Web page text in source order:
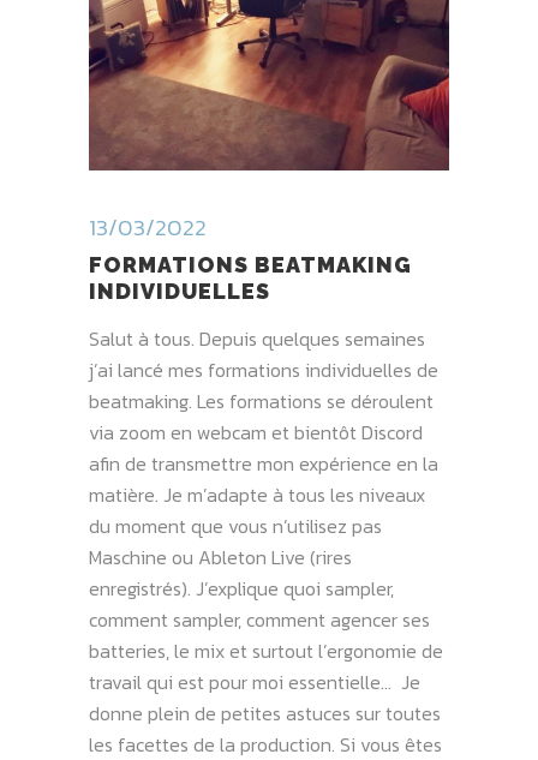
13/03/2022
FORMATIONS BEATMAKING
INDIVIDUELLES
Salut à tous. Depuis quelques semaines
j’ai lancé mes formations individuelles de
beatmaking. Les formations se déroulent
via zoom en webcam et bientôt Discord
afin de transmettre mon expérience en la
matière. Je m’adapte à tous les niveaux
du moment que vous n’utilisez pas
Maschine ou Ableton Live (rires
enregistrés). J’explique quoi sampler,
comment sampler, comment agencer ses
batteries, le mix et surtout l’ergonomie de
travail qui est pour moi essentielle… Je
donne plein de petites astuces sur toutes
les facettes de la production. Si vous êtes